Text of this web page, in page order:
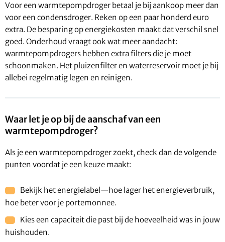
Voor een warmtepompdroger betaal je bij aankoop meer dan
voor een condensdroger. Reken op een paar honderd euro
extra. De besparing op energiekosten maakt dat verschil snel
goed. Onderhoud vraagt ook wat meer aandacht:
warmtepompdrogers hebben extra filters die je moet
schoonmaken. Het pluizenfilter en waterreservoir moet je bij
allebei regelmatig legen en reinigen.
Waar let je op bij de aanschaf van een
warmtepompdroger?
Als je een warmtepompdroger zoekt, check dan de volgende
punten voordat je een keuze maakt:
Bekijk het energielabel—hoe lager het energieverbruik,
hoe beter voor je portemonnee.
Kies een capaciteit die past bij de hoeveelheid was in jouw
huishouden.